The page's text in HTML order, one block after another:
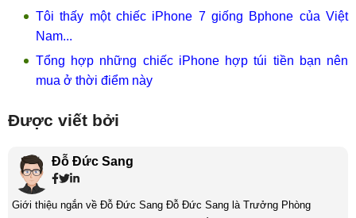
Tôi thấy một chiếc iPhone 7 giống Bphone của Việt
Nam...
Tổng hợp những chiếc iPhone hợp túi tiền bạn nên
mua ở thời điểm này
Được viết bởi
Đỗ Đức Sang
Giới thiệu ngắn về Đỗ Đức Sang Đỗ Đức Sang là Trưởng Phòng